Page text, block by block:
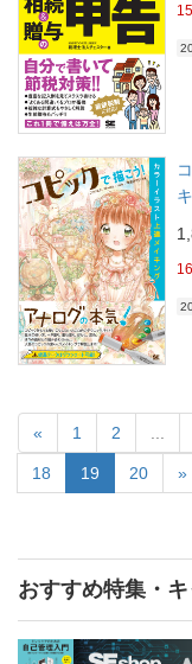
« 1 2
18 19 20 »
おすすめ特集・